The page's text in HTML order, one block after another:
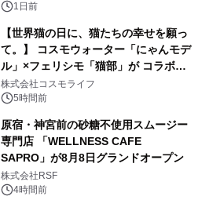
1日前
【世界猫の日に、猫たちの幸せを願っ
て。】 コスモウォーター「にゃんモデ
ル」×フェリシモ「猫部」が コラボキ
ャンペーンを実施
株式会社コスモライフ
5時間前
原宿・神宮前の砂糖不使用スムージー
専門店 「WELLNESS CAFE
SAPRO」が8月8日グランドオープン
株式会社RSF
4時間前